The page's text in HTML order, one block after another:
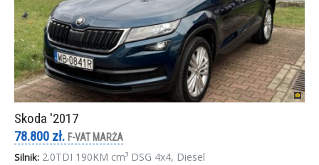
Skoda '2017
78.800 zł. F-VAT MARŻA
Silnik: 2.0TDI 190KM cm³ DSG 4x4, Diesel